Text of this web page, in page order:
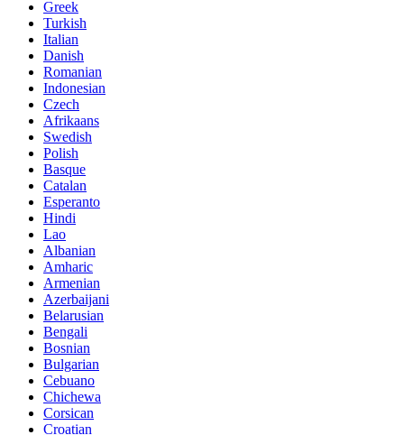
Greek
Turkish
Italian
Danish
Romanian
Indonesian
Czech
Afrikaans
Swedish
Polish
Basque
Catalan
Esperanto
Hindi
Lao
Albanian
Amharic
Armenian
Azerbaijani
Belarusian
Bengali
Bosnian
Bulgarian
Cebuano
Chichewa
Corsican
Croatian